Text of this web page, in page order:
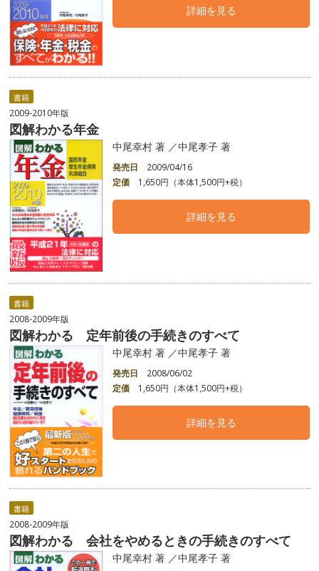
詳細を見る
書籍
2009-2010年版
図解わかる年金
中尾幸村 著 ／中尾孝子 著
発売日
2009/04/16
定価
1,650円（本体1,500円+税）
詳細を見る
書籍
2008-2009年版
図解わかる 定年前後の手続きのすべて
中尾幸村 著 ／中尾孝子 著
発売日
2008/06/02
定価
1,650円（本体1,500円+税）
詳細を見る
書籍
2008-2009年版
図解わかる 会社をやめるときの手続きのすべて
中尾幸村 著 ／中尾孝子 著